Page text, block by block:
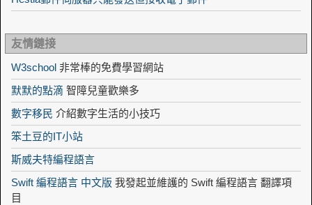
友情鏈接
W3school 非常棒的免費學習網站
默默的點滴 智障兒童歡樂多
數字移民 介紹數字生活的小技巧
笨土豆的IT小站
斯威夫特編程語言
Swift 編程語言 中文版 我發起並維護的 Swift 編程語言 翻譯項
目